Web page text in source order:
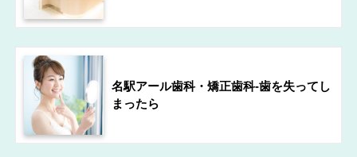
名駅アール歯科・矯正歯科-歯を失ってし
まったら